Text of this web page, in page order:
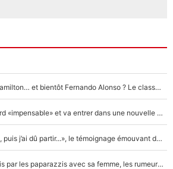
Max Verstappen, Lewis Hamilton… et bientôt Fernando Alonso ? Le classement des pilotes les mieux payés en Formule 1 risque de changer !
F1 - Alpine signe un accord «impensable» et va entrer dans une nouvelle dimension : Grande nouvelle pour Pierre Gasly !
F1 : « Je lui ai fait un câlin, puis j’ai dû partir...», le témoignage émouvant de Max Verstappen sur sa fille
F1 : Charles Leclerc surpris par les paparazzis avec sa femme, les rumeurs étaient vraies !